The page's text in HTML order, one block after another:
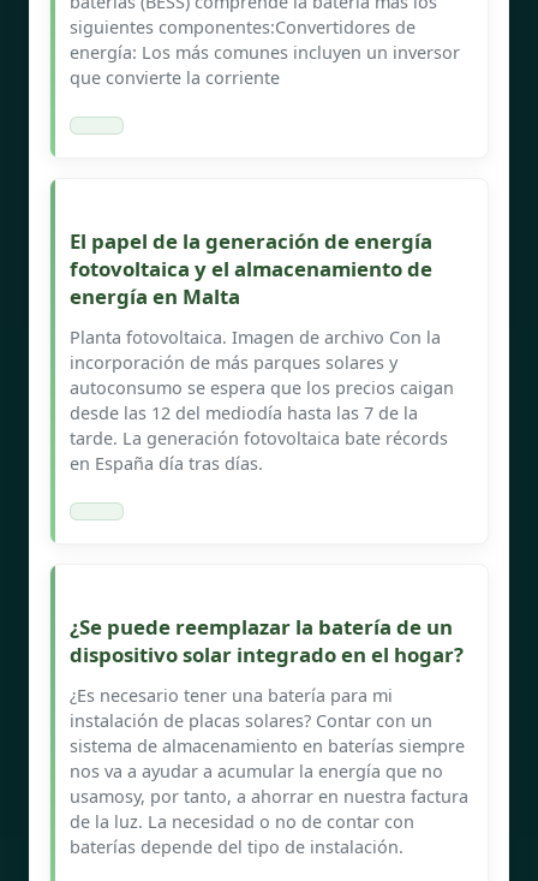
siguientes componentes:Convertidores de
energía: Los más comunes incluyen un inversor
que convierte la corriente
El papel de la generación de energía
fotovoltaica y el almacenamiento de
energía en Malta
Planta fotovoltaica. Imagen de archivo Con la
incorporación de más parques solares y
autoconsumo se espera que los precios caigan
desde las 12 del mediodía hasta las 7 de la
tarde. La generación fotovoltaica bate récords
en España día tras días.
¿Se puede reemplazar la batería de un
dispositivo solar integrado en el hogar?
¿Es necesario tener una batería para mi
instalación de placas solares? Contar con un
sistema de almacenamiento en baterías siempre
nos va a ayudar a acumular la energía que no
usamosy, por tanto, a ahorrar en nuestra factura
de la luz. La necesidad o no de contar con
baterías depende del tipo de instalación.